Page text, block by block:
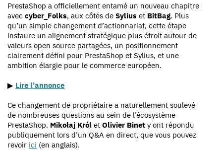
PrestaShop a officiellement entamé un nouveau chapitre
avec cyber_Folks, aux côtés de Sylius et BitBag. Plus
qu’un simple changement d’actionnariat, cette étape
instaure un alignement stratégique plus étroit autour de
valeurs open source partagées, un positionnement
clairement défini pour PrestaShop et Sylius, et une
ambition élargie pour le commerce européen.
▶︎ Lire l’annonce
Ce changement de propriétaire a naturellement soulevé
de nombreuses questions au sein de l’écosystème
PrestaShop. Mikołaj Król et Olivier Binet y ont répondu
publiquement lors d’un Q&A en direct, que vous pouvez
revoir ici (en anglais).